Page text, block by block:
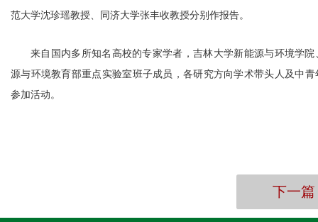
范大学沈珍瑶教授、同济大学张丰收教授分别作报告。
来自国内多所知名高校的专家学者，吉林大学新能源与环境学院
源与环境教育部重点实验室班子成员，各研究方向学术带头人及中青
参加活动。
下一篇